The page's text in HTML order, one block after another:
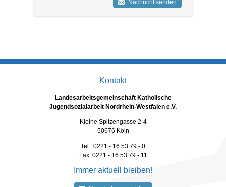
Nachricht senden
Kontakt
Landesarbeitsgemeinschaft Katholische
Jugendsozialarbeit Nordrhein-Westfalen e.V.
Kleine Spitzengasse 2-4
50676 Köln
Tel.: 0221 - 16 53 79 - 0
Fax: 0221 - 16 53 79 - 11
Immer aktuell bleiben!